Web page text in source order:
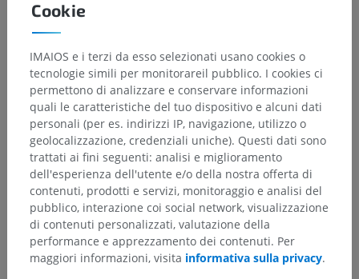
Anatomia comparata umana
Traduzioni
Hai notato un errore?
Non esitare a suggerire una correzione, traduzione o
un miglioramento dei contenuti.
Segnala un problema
Cookie
IMAIOS e i terzi da esso selezionati usano cookies o
tecnologie simili per monitorareil pubblico. I cookies ci
permettono di analizzare e conservare informazioni
quali le caratteristiche del tuo dispositivo e alcuni dati
personali (per es. indirizzi IP, navigazione, utilizzo o
geolocalizzazione, credenziali uniche). Questi dati sono
trattati ai fini seguenti: analisi e miglioramento
dell'esperienza dell'utente e/o della nostra offerta di
contenuti, prodotti e servizi, monitoraggio e analisi del
pubblico, interazione coi social network, visualizzazione
di contenuti personalizzati, valutazione della
performance e apprezzamento dei contenuti. Per
maggiori informazioni, visita informativa sulla privacy.